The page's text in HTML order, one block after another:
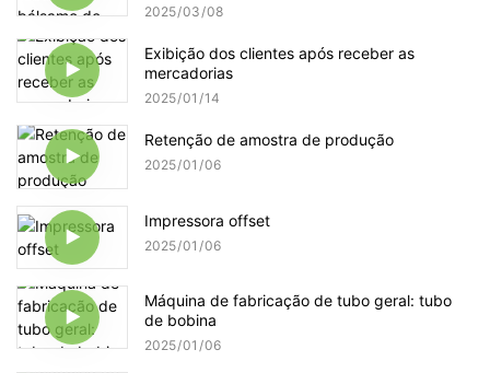
2025 03 08
Exibição dos clientes após receber as
mercadorias
2025 01 14
Retenção de amostra de produção
2025 01 06
Impressora offset
2025 01 06
Máquina de fabricação de tubo geral: tubo
de bobina
2025 01 06